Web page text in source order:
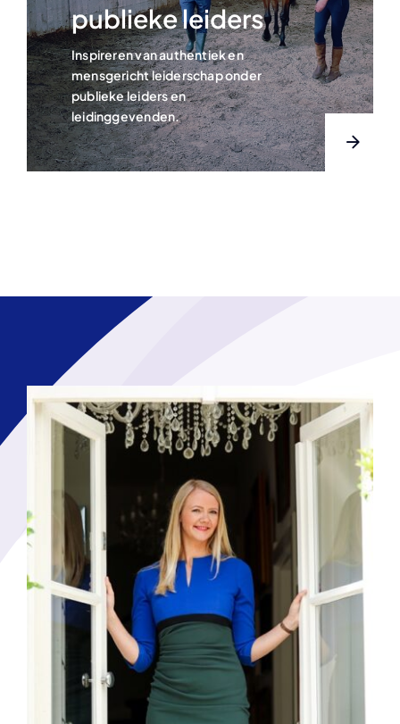
publieke leiders
Inspireren van authentiek en
mensgericht leiderschap onder
publieke leiders en
leidinggevenden.